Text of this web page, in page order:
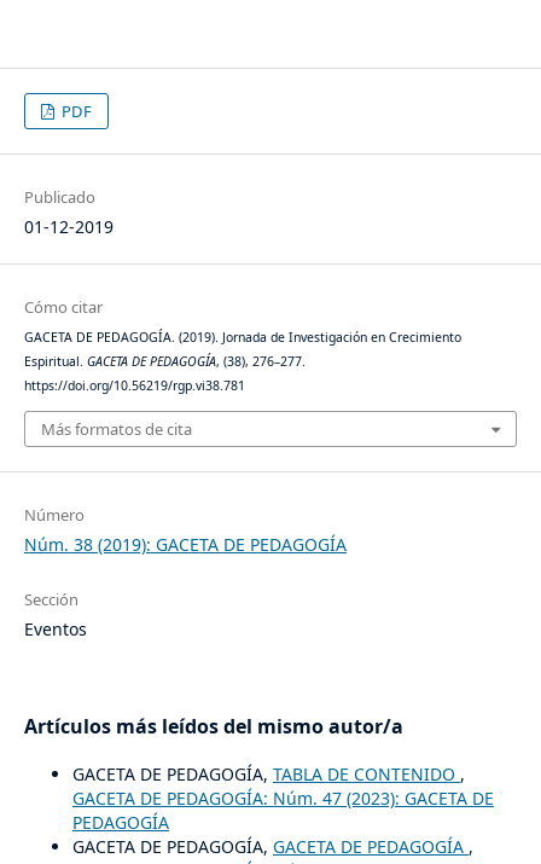
PDF
Publicado
01-12-2019
Cómo citar
GACETA DE PEDAGOGÍA. (2019). Jornada de Investigación en Crecimiento
Espiritual. GACETA DE PEDAGOGÍA, (38), 276–277.
https://doi.org/10.56219/rgp.vi38.781
Más formatos de cita
Número
Núm. 38 (2019): GACETA DE PEDAGOGÍA
Sección
Eventos
Artículos más leídos del mismo autor/a
GACETA DE PEDAGOGÍA, TABLA DE CONTENIDO ,
GACETA DE PEDAGOGÍA: Núm. 47 (2023): GACETA DE
PEDAGOGÍA
GACETA DE PEDAGOGÍA, GACETA DE PEDAGOGÍA ,